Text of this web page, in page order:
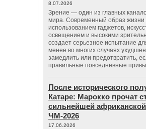
8.07.2026
Зрение — один из главных
мира. Современный образ жизни
использованием гаджетов,
освещением и высокими
создает серьезное испытание
менее во многих случаях
замедлить или предотвратить,
правильные повседневные
После исторического
Катаре: Марокко прочат
сильнейшей
ЧМ-2026
17.06.2026